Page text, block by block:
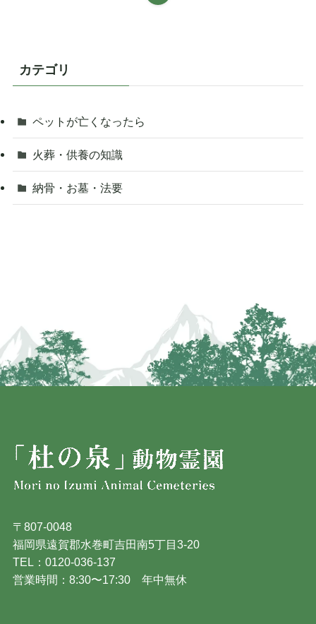
カテゴリ
ペットが亡くなったら
火葬・供養の知識
納骨・お墓・法要
〒807-0048
福岡県遠賀郡水巻町吉田南5丁目3-20
TEL：0120-036-137
営業時間：8:30〜17:30 年中無休